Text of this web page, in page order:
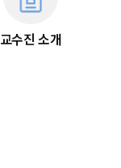
교수진 소개